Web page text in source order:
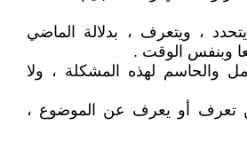
، ويتعرف ، بدلالة الماضي
وبنفس الوقت .
والحاسم لهذه المشكلة ، ولا
تعرف أو يعرف عن الموضوع ،